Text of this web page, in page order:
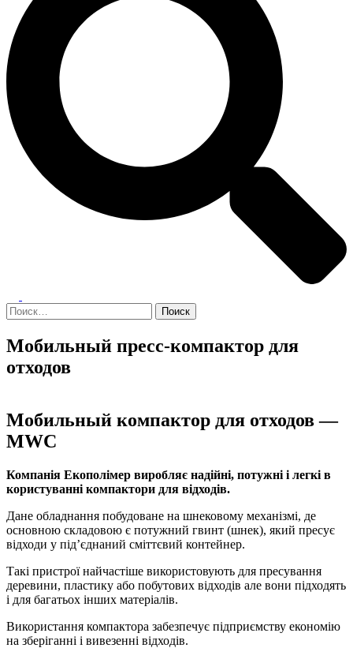
меню
Найти:
Мобильный пресс-компактор для
отходов
Мобильный компактор для отходов —
MWC
Компанія Екополімер виробляє надійні, потужні і легкі в
користуванні компактори для відходів.
Дане обладнання побудоване на шнековому механізмі, де
основною складовою є потужний гвинт (шнек), який пресує
відходи у під’єднаний сміттєвий контейнер.
Такі пристрої найчастіше використовують для пресування
деревини, пластику або побутових відходів але вони підходять
і для багатьох інших матеріалів.
Використання компактора забезпечує підприємству економію
на зберіганні і вивезенні відходів.